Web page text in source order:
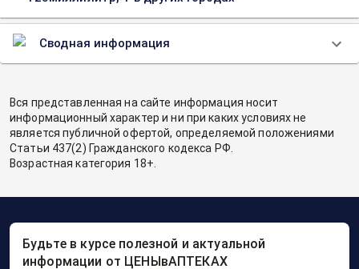
Сводная информация
Вся представленная на сайте информация носит
информационный характер и ни при каких условиях не
является публичной офертой, определяемой положениями
Статьи 437(2) Гражданского кодекса РФ.
Возрастная категория 18+.
Будьте в курсе полезной и актуальной
информации от ЦЕНЫвАПТЕКАХ